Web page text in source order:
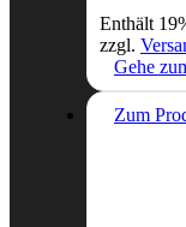
Enthält
zzgl.
Gehe
Zum